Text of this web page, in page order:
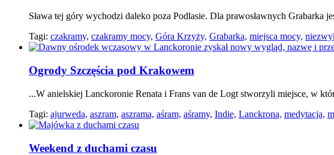
Sława tej góry wychodzi daleko poza Podlasie. Dla prawosławnych
Tagi: czakramy, czakramy mocy, Góra Krzyży, Grabarka, miejsca mocy,
Ogrody Szczęścia pod Krakowem
...W anielskiej Lanckoronie Renata i Frans van de Logt stworzyli miejsce, w
Tagi: ajurweda, aszram, aszrama, aśram, aśramy, Indie, Lanckrona, medytacja,
Weekend z duchami czasu